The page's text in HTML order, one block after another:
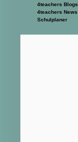
4teachers Blogs
4teachers News
Schulplaner